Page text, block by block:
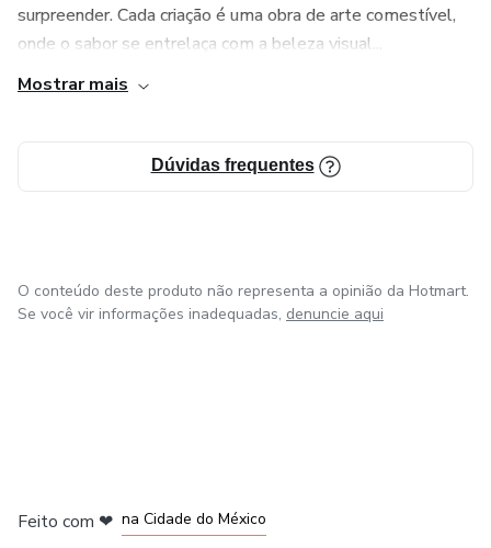
surpreender. Cada criação é uma obra de arte comestível,
onde o sabor se entrelaça com a beleza visual...
Mostrar mais
Dúvidas frequentes
O conteúdo deste produto não representa a opinião da Hotmart.
Se você vir informações inadequadas, denuncie aqui
Feito com ❤ na Cidade do México